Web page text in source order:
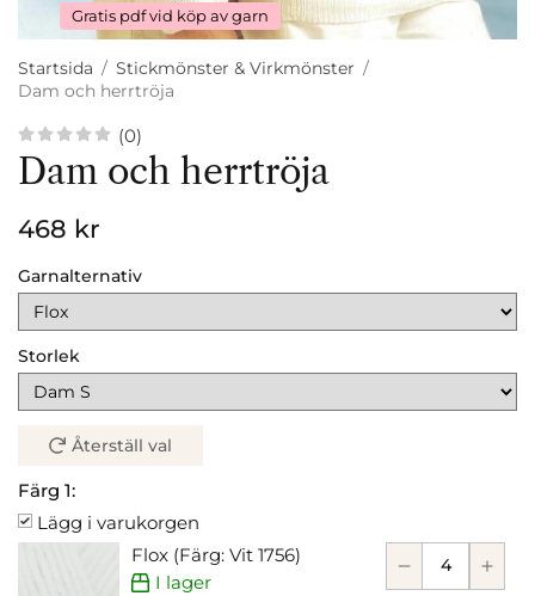
Gratis pdf vid köp av garn
Startsida / Stickmönster & Virkmönster /
Dam och herrtröja
(0)
Dam och herrtröja
468 kr
Garnalternativ
Storlek
Återställ val
Färg 1:
Lägg i varukorgen
Flox (Färg: Vit 1756)
I lager